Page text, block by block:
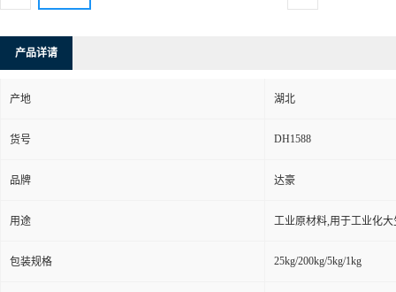
产品详请
产地 湖北
货号 DH1588
品牌 达豪
用途 工业原材料,用于工业化大
包装规格 25kg/200kg/5kg/1kg